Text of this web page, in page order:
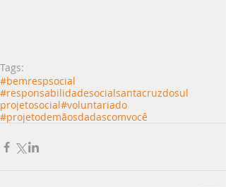
Tags:
#bemrespsocial
#responsabilidadesocialsantacruzdosul
projetosocial#voluntariado
#projetodemãosdadascomvocê